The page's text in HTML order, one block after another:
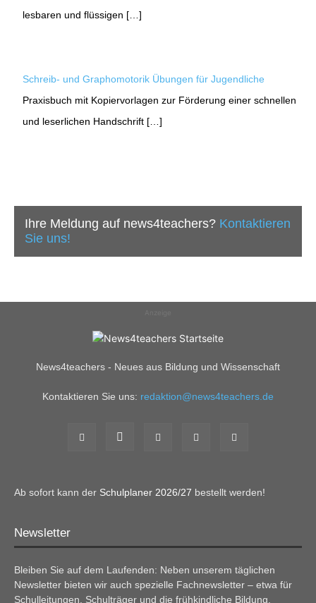
lesbaren und flüssigen […]
Schreib- und Graphomotorik Übungen für Jugendliche
Praxisbuch mit Kopiervorlagen zur Förderung einer schnellen
und leserlichen Handschrift […]
Ihre Meldung auf news4teachers? Kontaktieren
Sie uns!
News4teachers - Neues aus Bildung und Wissenschaft
Kontaktieren Sie uns: redaktion@news4teachers.de
Ab sofort kann der Schulplaner 2026/27 bestellt werden!
Newsletter
Bleiben Sie auf dem Laufenden: Neben unserem täglichen
Newsletter bieten wir auch spezielle Fachnewsletter – etwa für
Schulleitungen, Schulträger und die frühkindliche Bildung.